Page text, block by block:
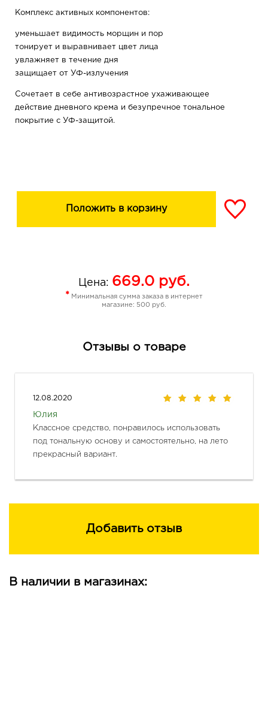
Комплекс активных компонентов:
уменьшает видимость морщин и пор
тонирует и выравнивает цвет лица
увлажняет в течение дня
защищает от УФ-излучения
Сочетает в себе антивозрастное ухаживающее
действие дневного крема и безупречное тональное
покрытие с УФ-защитой.
Положить в корзину
Цена: 669.0 руб.
* Минимальная сумма заказа в интернет
магазине: 500 руб.
Отзывы о товаре
12.08.2020
Юлия
Классное средство, понравилось использовать
под тональную основу и самостоятельно, на лето
прекрасный вариант.
Добавить отзыв
В наличии в магазинах: